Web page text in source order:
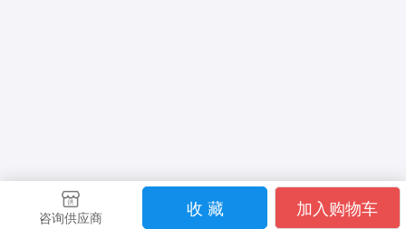
咨询供应商 收 藏 加入购物车